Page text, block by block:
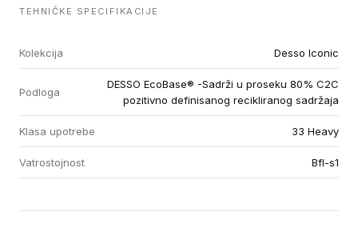
TEHNIČKE SPECIFIKACIJE
Kolekcija Desso Iconic
Podloga
DESSO EcoBase® -Sadrži u proseku 80% C2C
pozitivno definisanog recikliranog sadržaja
Klasa upotrebe 33 Heavy
Vatrostojnost Bfl-s1